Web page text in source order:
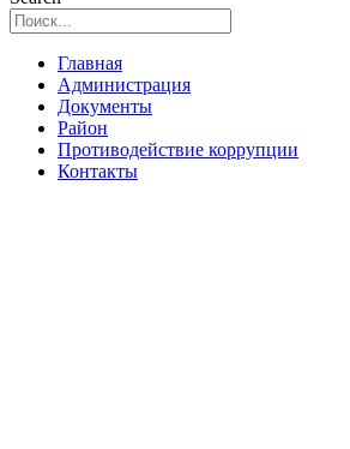
Главная
Администрация
Документы
Район
Противодействие коррупции
Контакты